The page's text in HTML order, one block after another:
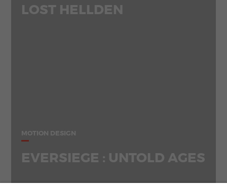
LOST HELLDEN
MOTION DESIGN
EVERSIEGE : UNTOLD AGES